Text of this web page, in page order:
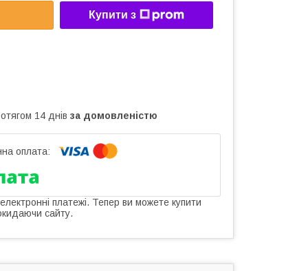
Купити з
14 днів за домовленістю
платежі. Тепер ви можете купити
сайту.